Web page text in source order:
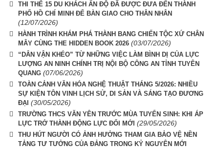
THI THỂ 15 DU KHÁCH ẤN ĐỘ ĐÃ ĐƯỢC ĐƯA ĐẾN THÀNH
PHỐ HỒ CHÍ MINH ĐỂ BÀN GIAO CHO THÂN NHÂN
(12/07/2026)
HÀNH TRÌNH KHÁM PHÁ THÀNH BANG CHIẾN TỘC XỨ CHÂN
MÂY CÙNG THE HIDDEN BOOK 2026 (03/07/2026)
“DÂN VẬN KHÉO” TỪ NHỮNG VIỆC LÀM BÌNH DỊ CỦA LỰC
LƯỢNG AN NINH CHÍNH TRỊ NỘI BỘ CÔNG AN TỈNH TUYÊN
QUANG (07/06/2026)
TOÀN CẢNH VĂN HÓA NGHỆ THUẬT THÁNG 5/2026: NHIỀU
SỰ KIỆN TÔN VINH LỊCH SỬ, DI SẢN VÀ SÁNG TẠO ĐƯƠNG
ĐẠI (30/05/2026)
TRƯỜNG THCS VĂN YÊN TRƯỚC MÙA TUYỂN SINH: KHI ÁP
LỰC TRỞ THÀNH ĐỘNG LỰC ĐỔI MỚI (29/05/2026)
THU HÚT NGƯỜI CÓ ẢNH HƯỞNG THAM GIA BẢO VỆ NỀN
TẢNG TƯ TƯỞNG CỦA ĐẢNG TRONG KỶ NGUYÊN MỚI